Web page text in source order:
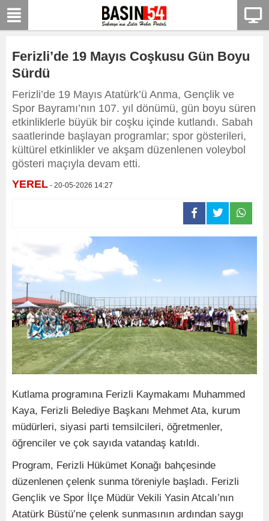
Ferizli’de 19 Mayıs Coşkusu Gün Boyu
Sürdü
Ferizli’de 19 Mayıs Atatürk’ü Anma, Gençlik ve
Spor Bayramı’nın 107. yıl dönümü, gün boyu süren
etkinliklerle büyük bir coşku içinde kutlandı. Sabah
saatlerinde başlayan programlar; spor gösterileri,
kültürel etkinlikler ve akşam düzenlenen voleybol
gösteri maçıyla devam etti.
YEREL - 20-05-2026 14:27
Kutlama programına Ferizli Kaymakamı Muhammed
Kaya, Ferizli Belediye Başkanı Mehmet Ata, kurum
müdürleri, siyasi parti temsilcileri, öğretmenler,
öğrenciler ve çok sayıda vatandaş katıldı.
Program, Ferizli Hükümet Konağı bahçesinde
düzenlenen çelenk sunma töreniyle başladı. Ferizli
Gençlik ve Spor İlçe Müdür Vekili Yasin Atcalı’nın
Atatürk Büstü’ne çelenk sunmasının ardından saygı